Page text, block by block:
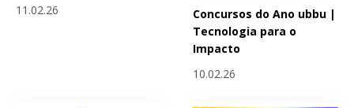
11.02.26
Concursos do Ano ubbu |
Tecnologia para o
Impacto
10.02.26